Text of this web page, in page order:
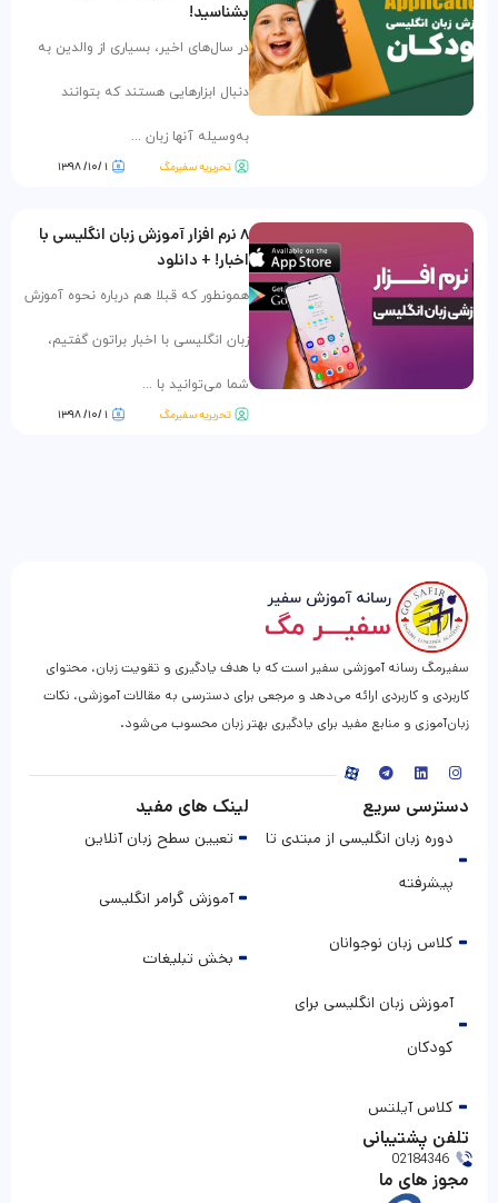
بشناسید!
در سال‌های اخیر، بسیاری از والدین به
دنبال ابزار‌هایی هستند که بتوانند
به‌وسیله آنها زبان ...
تحریریه سفیرمگ ۱ /۱۰/ ۱۳۹۸
۸ نرم افزار آموزش زبان انگلیسی با
اخبار! + دانلود
همونطور که قبلا هم درباره نحوه آموزش
زبان انگلیسی با اخبار براتون گفتیم،
شما می‌توانید با ...
تحریریه سفیرمگ ۱ /۱۰/ ۱۳۹۸
سفیرمگ رسانه آموزشی سفیر است که با هدف یادگیری و تقویت زبان، محتوای
کاربردی و کاربردی ارائه می‌دهد و مرجعی برای دسترسی به مقالات آموزشی، نکات
زبان‌آموزی و منابع مفید برای یادگیری بهتر زبان محسوب می‌شود.
دسترسی سریع
دوره زبان انگلیسی از مبتدی تا
پیشرفته
کلاس زبان نوجوانان
آموزش زبان انگلیسی برای
کودکان
کلاس آیلتس
لینک های مفید
تعیین سطح زبان آنلاین
آموزش گرامر انگلیسی
بخش تبلیغات
تلفن پشتیبانی
02184346
مجوز های ما